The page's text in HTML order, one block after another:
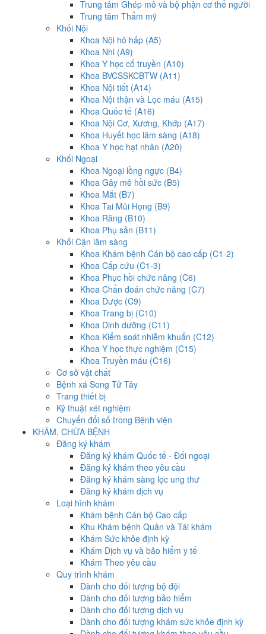
Trung tâm Ghép mô và bộ phận cơ thể người
Trung tâm Thẩm mỹ
Khối Nội
Khoa Nội hô hấp (A5)
Khoa Nhi (A9)
Khoa Y học cổ truyền (A10)
Khoa BVCSSKCBTW (A11)
Khoa Nội tiết (A14)
Khoa Nội thận và Lọc máu (A15)
Khoa Quốc tế (A16)
Khoa Nội Cơ, Xương, Khớp (A17)
Khoa Huyết học lâm sàng (A18)
Khoa Y học hạt nhân (A20)
Khối Ngoại
Khoa Ngoại lồng ngực (B4)
Khoa Gây mê hồi sức (B5)
Khoa Mắt (B7)
Khoa Tai Mũi Họng (B9)
Khoa Răng (B10)
Khoa Phụ sản (B11)
Khối Cận lâm sàng
Khoa Khám bệnh Cán bộ cao cấp (C1-2)
Khoa Cấp cứu (C1-3)
Khoa Phục hồi chức năng (C6)
Khoa Chẩn đoán chức năng (C7)
Khoa Dược (C9)
Khoa Trang bị (C10)
Khoa Dinh dưỡng (C11)
Khoa Kiểm soát nhiễm khuẩn (C12)
Khoa Y học thực nghiệm (C15)
Khoa Truyền máu (C16)
Cơ sở vật chất
Bệnh xá Song Tử Tây
Trang thiết bị
Kỹ thuật xét nghiệm
Chuyển đổi số trong Bệnh viện
KHÁM, CHỮA BỆNH
Đăng ký khám
Đăng ký khám Quốc tế - Đối ngoại
Đăng ký khám theo yêu cầu
Đăng ký khám sàng lọc ung thư
Đăng ký khám dịch vụ
Loại hình khám
Khám bệnh Cán bộ Cao cấp
Khu Khám bệnh Quân và Tái khám
Khám Sức khỏe định kỳ
Khám Dịch vụ và bảo hiểm y tế
Khám Theo yêu cầu
Quy trình khám
Dành cho đối tượng bộ đội
Dành cho đối tượng bảo hiểm
Dành cho đối tượng dịch vụ
Dành cho đối tượng khám sức khỏe định kỳ